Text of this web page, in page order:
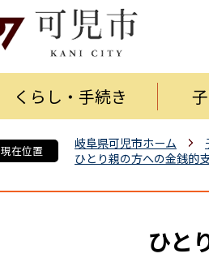
くらし・手続き
現在位置 岐阜県可児市ホーム
ひとり親の方への金銭的
ひと